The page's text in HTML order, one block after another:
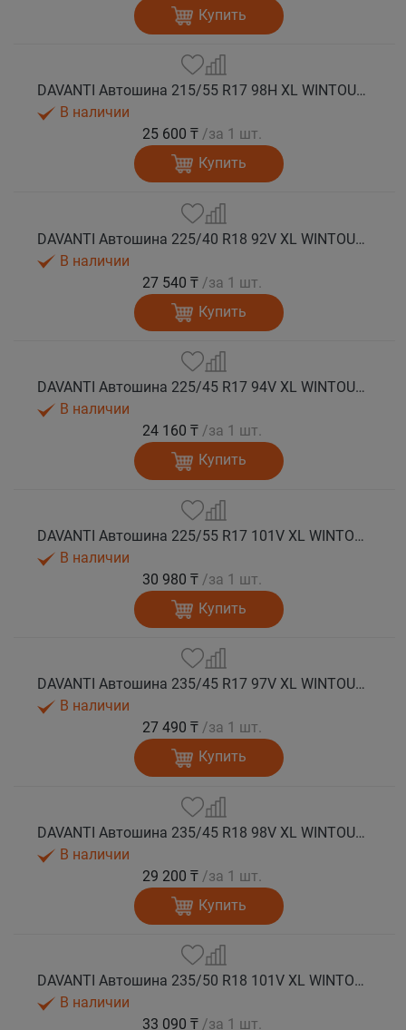
Купить
DAVANTI Автошина 215/55 R17 98H XL WINTOURA+ зима
В наличии
25 600 ₸ /за 1 шт.
Купить
DAVANTI Автошина 225/40 R18 92V XL WINTOURA+ зима
В наличии
27 540 ₸ /за 1 шт.
Купить
DAVANTI Автошина 225/45 R17 94V XL WINTOURA+ зима
В наличии
24 160 ₸ /за 1 шт.
Купить
DAVANTI Автошина 225/55 R17 101V XL WINTOURA+ зима
В наличии
30 980 ₸ /за 1 шт.
Купить
DAVANTI Автошина 235/45 R17 97V XL WINTOURA+ зима
В наличии
27 490 ₸ /за 1 шт.
Купить
DAVANTI Автошина 235/45 R18 98V XL WINTOURA+ зима
В наличии
29 200 ₸ /за 1 шт.
Купить
DAVANTI Автошина 235/50 R18 101V XL WINTOURA+ зима
В наличии
33 090 ₸ /за 1 шт.